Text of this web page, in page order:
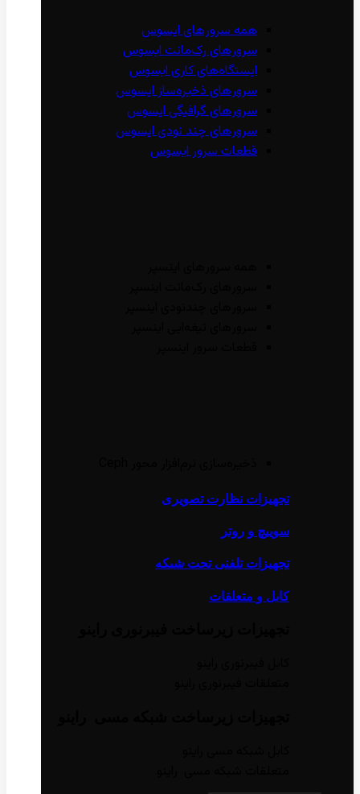
همه سرور‌های ایسوس
سرور‌های رک‌مانت ایسوس
ایستگاه‌های کاری ایسوس
سرور‌های ذخیره‌ساز ایسوس
سرور‌های گرافیگی ایسوس
سرور‌های چند نودی ایسوس
قطعات سرور ایسوس
تجهیزات نظارت تصویری
سوییچ و روتر
تجهیزات تلفنی تحت شبکه
کابل و متعلقات